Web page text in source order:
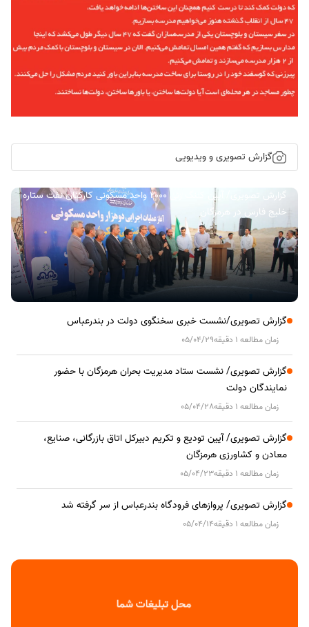
گزارش تصویری و ویدیویی
گزارش تصویری/ آیین کلنگ زنی ۲۰۰۰ واحد مسکونی کارکنان نفت ستاره
خلیج فارس در هرمزگان
گزارش تصویری/نشست خبری سخنگوی دولت در بندرعباس
زمان مطالعه 1 دقیقه 05/04/29
گزارش تصویری/ نشست ستاد مدیریت بحران هرمزگان با حضور
نمایندگان دولت
زمان مطالعه 1 دقیقه 05/04/28
گزارش تصویری/ آیین تودیع و تکریم دبیرکل اتاق بازرگانی، صنایع،
معادن و کشاورزی هرمزگان
زمان مطالعه 1 دقیقه 05/04/23
گزارش تصویری/ پروازهای فرودگاه بندرعباس از سر گرفته شد
زمان مطالعه 1 دقیقه 05/04/14